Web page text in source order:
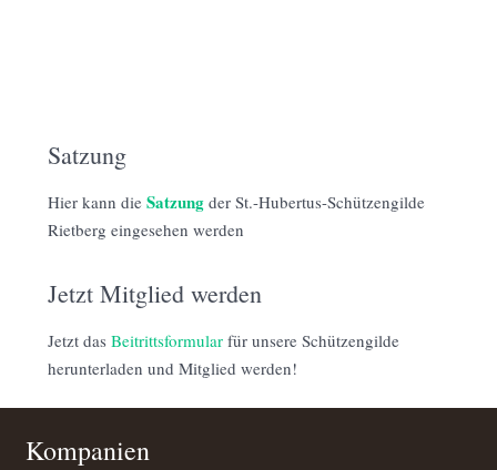
Satzung
Hier kann die Satzungder St.-Hubertus-Schützengilde
Rietberg eingesehen werden
Jetzt Mitglied werden
Jetzt das Beitrittsformularfür unsere Schützengilde
herunterladen und Mitglied werden!
Kompanien